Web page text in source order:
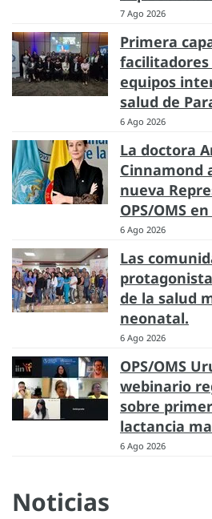
7 Ago 2026
Primera
equipos
salud de
6 Ago 2026
La doctora
Cinnamond
nueva
OPS/OMS
6 Ago 2026
Las
de la salud
neonatal.
6 Ago 2026
OPS/OMS
webinario
sobre
lactancia
6 Ago 2026
Noticias